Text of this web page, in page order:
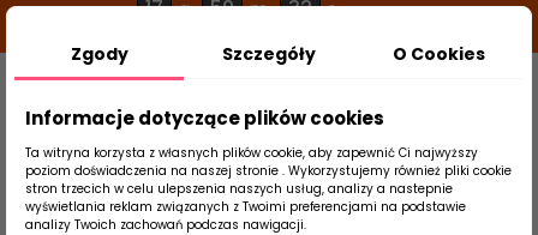
17 g 50 m 32 s
Szukaj
produktu
Strona Główna Płytki Łazienkowe
Zgody Szczegóły O Cookies
Informacje dotyczące plików cookies
Ta witryna korzysta z własnych plików cookie, aby zapewnić Ci najwyższy
poziom doświadczenia na naszej stronie . Wykorzystujemy również pliki cookie
stron trzecich w celu ulepszenia naszych usług, analizy a nastepnie
wyświetlania reklam związanych z Twoimi preferencjami na podstawie
analizy Twoich zachowań podczas nawigacji.